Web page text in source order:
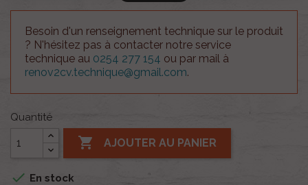
Besoin d'un renseignement technique sur le produit
? N'hésitez pas à contacter notre service
technique au 0254 277 154 ou par mail à
renov2cv.technique@gmail.com.
Quantité
 AJOUTER AU PANIER
 En stock